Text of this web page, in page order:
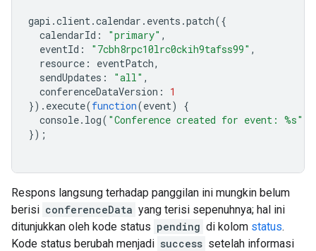
gapi .client.calendar . events .patch({
calendarId : "primary" ,
eventId : "7cbh8rpc10lrc0ckih9tafss99" ,
resource : eventPatch,
sendUpdates : "all" ,
conferenceDataVersion :
1
}). execute(function(event)
{
console. log( "Conference created for event: %s"
});
Respons langsung terhadap panggilan ini mungkin belum
berisi conferenceData yang terisi sepenuhnya; hal ini
ditunjukkan oleh kode status pending di kolom status.
Kode status berubah menjadi success setelah informasi